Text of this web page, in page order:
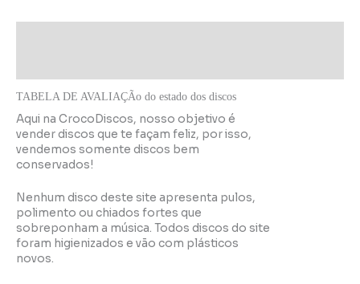
TABELA DE AVALIAÇÃo do estado dos discos
Aqui na CrocoDiscos, nosso objetivo é
vender discos que te façam feliz, por isso,
vendemos somente discos bem
conservados!
Nenhum disco deste site apresenta pulos,
polimento ou chiados fortes que
sobreponham a música. Todos discos do site
foram higienizados e vão com plásticos
novos.